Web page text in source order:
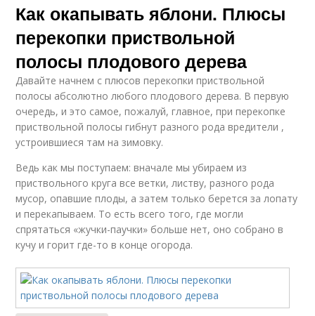
Как окапывать яблони. Плюсы
перекопки приствольной
полосы плодового дерева
Давайте начнем с плюсов перекопки приствольной
полосы абсолютно любого плодового дерева. В первую
очередь, и это самое, пожалуй, главное, при перекопке
приствольной полосы гибнут разного рода вредители ,
устроившиеся там на зимовку.
Ведь как мы поступаем: вначале мы убираем из
приствольного круга все ветки, листву, разного рода
мусор, опавшие плоды, а затем только берется за лопату
и перекапываем. То есть всего того, где могли
спрятаться «жучки-паучки» больше нет, оно собрано в
кучу и горит где-то в конце огорода.